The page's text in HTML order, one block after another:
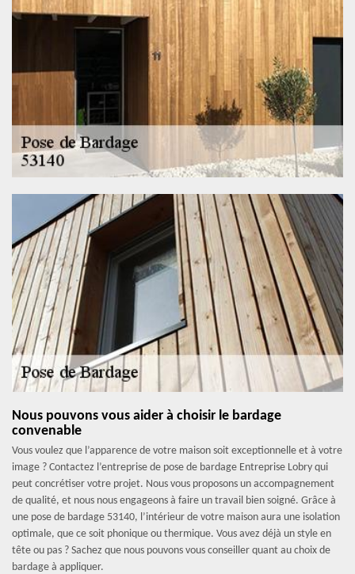
Nous pouvons vous aider à choisir le bardage
convenable
Vous voulez que l’apparence de votre maison soit exceptionnelle et à votre
image ? Contactez l’entreprise de pose de bardage Entreprise Lobry qui
peut concrétiser votre projet. Nous vous proposons un accompagnement
de qualité, et nous nous engageons à faire un travail bien soigné. Grâce à
une pose de bardage 53140, l’intérieur de votre maison aura une isolation
optimale, que ce soit phonique ou thermique. Vous avez déjà un style en
tête ou pas ? Sachez que nous pouvons vous conseiller quant au choix de
bardage à appliquer.